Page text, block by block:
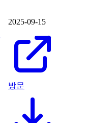
2025-09-15
방문